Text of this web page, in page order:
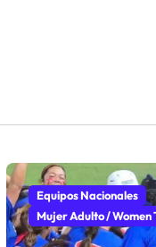
Equipos Nacionales
Mujer Adulto / Women